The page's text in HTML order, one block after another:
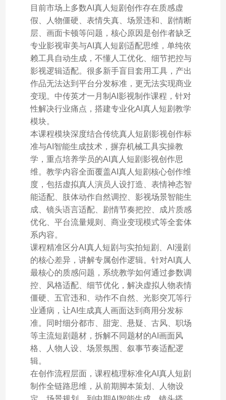
目前市场上多数AI真人短剧创作存在质感虚
假、人物僵硬、表情失真、场景违和、剧情断
层、画面卡顿等问题，核心原因是创作者缺乏
专业影视审美与AI真人短剧适配思维，单纯依
赖工具自动生成，不懂人工优化、细节把控与
影视逻辑适配。很多新手盲目套用工具，产出
作品无法达到平台分发标准，更无法实现商业
变现。中传英才一月制AI影视制作课程，针对
性解决行业痛点，搭建专业化AI真人短剧教学
模块。
本课程模块深度结合传统真人短剧影视创作标
准与AI智能生成技术，摒弃机械工具实操教
学，重点培养学员的AI真人短剧影视创作思
维。教学内容全面覆盖AI真人短剧核心创作维
度，包括虚拟真人演员人设打造、表情神态智
能适配、肢体动作自然调控、影视场景智能生
成、镜头语言适配、剧情节奏把控、成片质感
优化、平台流量规则、商业变现模式等全套体
系内容。
课程精准区分AI真人短剧与实拍短剧、AI漫剧
的核心差异，讲解专属创作逻辑。针对AI真人
最核心的质感问题，系统教学如何通过参数调
控、风格适配、细节优化，解决虚拟人物表情
僵硬、五官违和、动作不自然、光影突兀等行
业通病，让AI生成真人画面达到商用分发标
准。同时细分都市、甜宠、悬疑、古风、职场
等主流短剧题材，拆解不同题材的AI画面风
格、人物人设、场景氛围、叙事节奏适配逻
辑。
在创作流程层面，课程梳理标准化AI真人短剧
制作全链路思维，从前期脚本策划、人物设